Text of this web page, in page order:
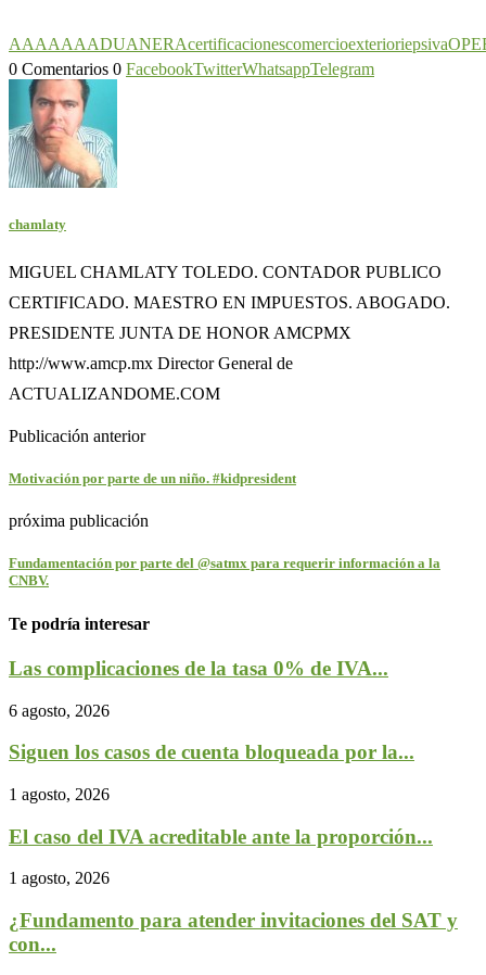
AAAAAAADUANERAcertificacionescomercioexterioriepsiva
0 Comentarios 0 FacebookTwitterWhatsappTelegram
chamlaty
MIGUEL CHAMLATY TOLEDO. CONTADOR PUBLICO
CERTIFICADO. MAESTRO EN IMPUESTOS. ABOGADO.
PRESIDENTE JUNTA DE HONOR AMCPMX
http://www.amcp.mx Director General de
ACTUALIZANDOME.COM
Publicación anterior
Motivación por parte de un niño. #kidpresident
próxima publicación
Fundamentación por parte del @satmx para requerir información a la
CNBV.
Te podría interesar
Las complicaciones de la tasa 0% de IVA...
6 agosto, 2026
Siguen los casos de cuenta bloqueada por la...
1 agosto, 2026
El caso del IVA acreditable ante la proporción...
1 agosto, 2026
¿Fundamento para atender invitaciones del SAT y
con...